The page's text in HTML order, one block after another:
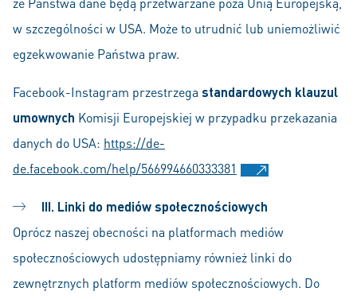
w szczególności w USA. Może to utrudnić lub uniemożliwić
egzekwowanie Państwa praw.
Facebook-Instagram przestrzega standardowych klauzul
umownych Komisji Europejskiej w przypadku przekazania
danych do USA: https://de-
de.facebook.com/help/566994660333381
III. Linki do mediów społecznościowych
Oprócz naszej obecności na platformach mediów
społecznościowych udostępniamy również linki do
zewnętrznych platform mediów społecznościowych. Do